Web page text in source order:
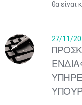
θα είναι
27/11/